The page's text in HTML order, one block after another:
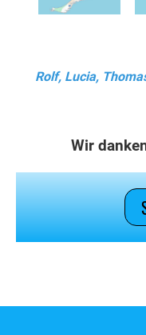
Rolf, Lucia,
Wir